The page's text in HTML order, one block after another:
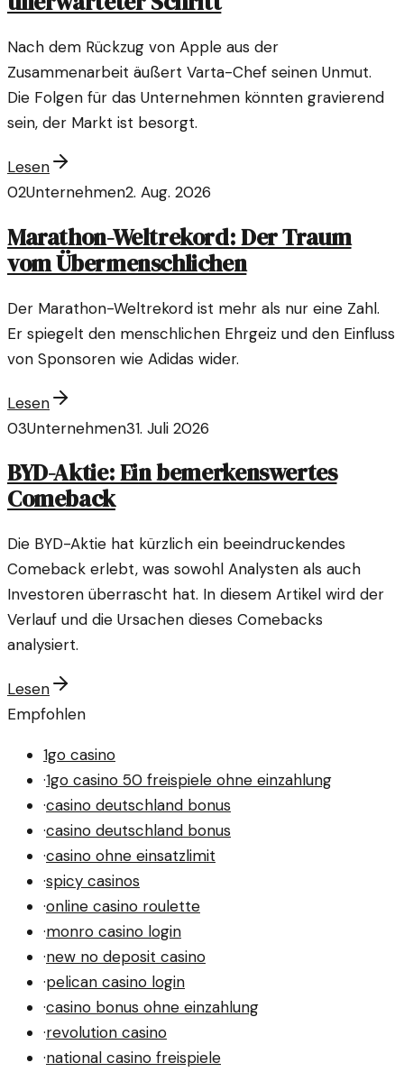
Nach dem Rückzug von Apple aus der
Zusammenarbeit äußert Varta-Chef seinen Unmut.
Die Folgen für das Unternehmen könnten gravierend
sein, der Markt ist besorgt.
Lesen
02Unternehmen2. Aug. 2026
Marathon-Weltrekord: Der Traum
vom Übermenschlichen
Der Marathon-Weltrekord ist mehr als nur eine Zahl.
Er spiegelt den menschlichen Ehrgeiz und den Einfluss
von Sponsoren wie Adidas wider.
Lesen
03Unternehmen31. Juli 2026
BYD-Aktie: Ein bemerkenswertes
Comeback
Die BYD-Aktie hat kürzlich ein beeindruckendes
Comeback erlebt, was sowohl Analysten als auch
Investoren überrascht hat. In diesem Artikel wird der
Verlauf und die Ursachen dieses Comebacks
analysiert.
Lesen
Empfohlen
1go casino
·1go casino 50 freispiele ohne einzahlung
·casino deutschland bonus
·casino deutschland bonus
·casino ohne einsatzlimit
·spicy casinos
·online casino roulette
·monro casino login
·new no deposit casino
·pelican casino login
·casino bonus ohne einzahlung
·revolution casino
·national casino freispiele